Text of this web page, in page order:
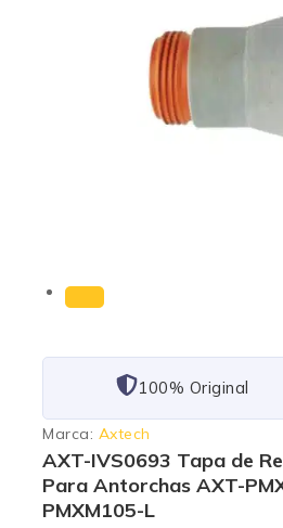
101% Original
Marca: Axtech
AXT-IVS0693 Tapa de
Para Antorchas AXT-
PMXM105-L